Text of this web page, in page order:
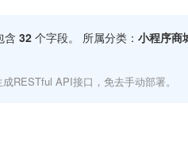
含 32 个字段。 所属分类： 小程序商
RESTful API接口，免去手动部署。